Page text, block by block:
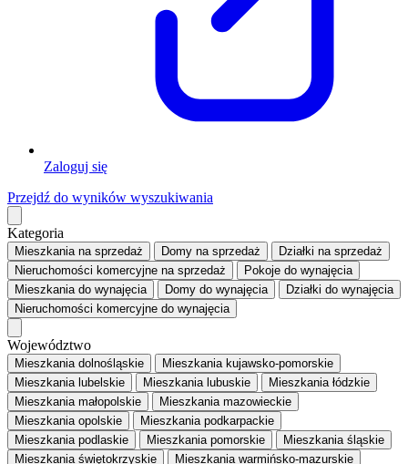
Zaloguj się
Przejdź do wyników wyszukiwania
Kategoria
Mieszkaniana sprzedaż Domy na sprzedaż Działki na sprzedaż
Nieruchomości komercyjne na sprzedaż Pokoje do wynajęcia
Mieszkaniado wynajęcia Domy do wynajęcia Działki do wynajęcia
Nieruchomości komercyjne do wynajęcia
Województwo
Mieszkania dolnośląskie
Mieszkania kujawsko-pomorskie
Mieszkania lubelskie
Mieszkania lubuskie
Mieszkania łódzkie
Mieszkania małopolskie
Mieszkania mazowieckie
Mieszkania opolskie
Mieszkania podkarpackie
Mieszkania podlaskie
Mieszkania pomorskie
Mieszkania śląskie
Mieszkania świętokrzyskie
Mieszkania warmińsko-mazurskie